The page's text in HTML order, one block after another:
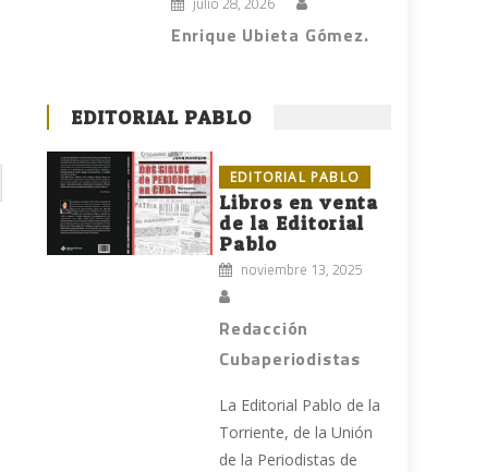
Enrique Ubieta Gómez.
EDITORIAL PABLO
EDITORIAL PABLO
Libros en venta
de la Editorial
Pablo
noviembre 13, 2025
Redacción
Cubaperiodistas
La Editorial Pablo de la
Torriente, de la Unión
de la Periodistas de